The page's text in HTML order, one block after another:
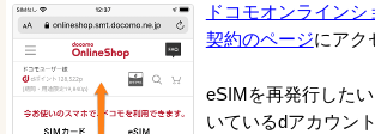
ドコモオンライン
契約のページにアク
eSIMを再発行した
いているdアカウン